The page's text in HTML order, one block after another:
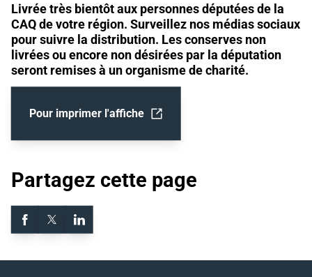
Livrée très bientôt aux personnes députées de la
CAQ de votre région. Surveillez nos médias sociaux
pour suivre la distribution. Les conserves non
livrées ou encore non désirées par la députation
seront remises à un organisme de charité.
Pour imprimer l'affiche
Ouvrir dans un nouvel onglet
Partagez cette page